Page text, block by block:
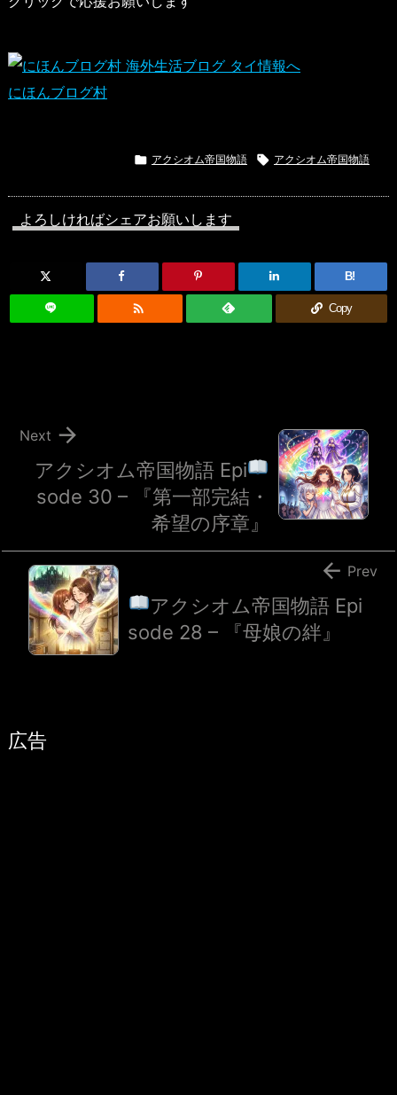
にほんブログ村
 アクシオム帝国物語  アクシオム帝国物語
よろしければシェアお願いします
B!
 Copy
アクシオム帝国物語 Epi
sode 30 – 『第一部完結・
希望の序章』

Next
アクシオム帝国物語 Epi
sode 28 – 『母娘の絆』
 Prev
広告